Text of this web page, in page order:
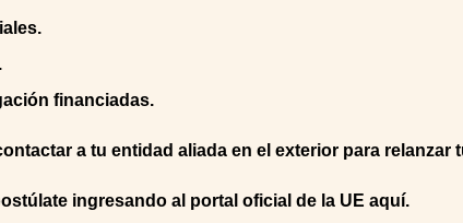
financiadas.
a tu entidad aliada en el exterior para relanzar
ingresando al portal oficial de la UE aquí.